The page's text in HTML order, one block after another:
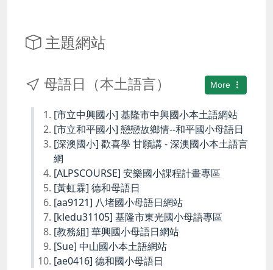
主題網站
More
母語日（本土語言）
[市立中興國小] 基隆市中興國小本土語網站
[市立和平國小] 戀戀故鄉情--和平國小母語日
[深澳國小] 歡喜學 甘願講 - 深澳國小本土語言
網
[ALPSCOURSE] 安樂國小課程計畫專區
[黃虹霖] 德和母語日
[aa9121] 八堵國小母語日網站
[kledu31105] 基隆市東光國小母語專區
[教務組] 華興國小母語日網站
[Sue] 中山國小本土語網站
[ae0416] 德和國小母語日